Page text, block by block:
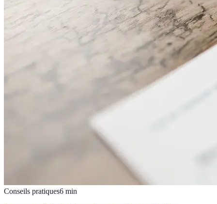
Conseils pratiques6 min